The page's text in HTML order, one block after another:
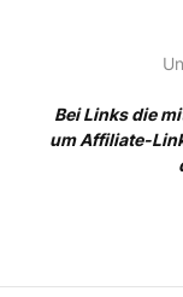
Bei Links die
um Affiliate-